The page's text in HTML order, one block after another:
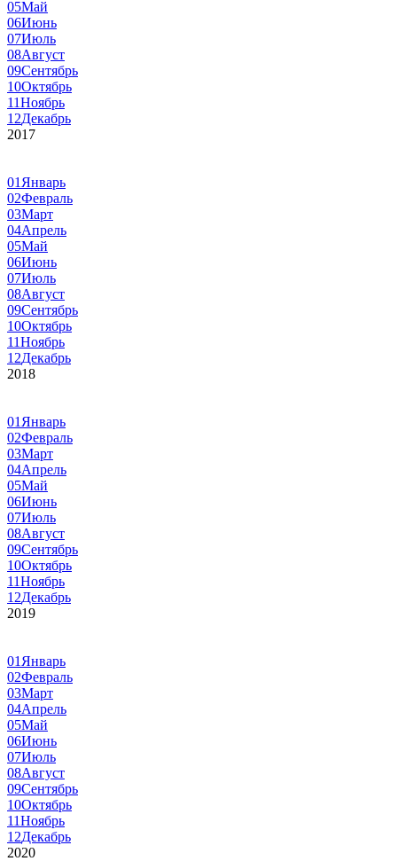
05Май
06Июнь
07Июль
08Август
09Сентябрь
10Октябрь
11Ноябрь
12Декабрь
2017
01 Январь
02Февраль
03Март
04Апрель
05Май
06Июнь
07Июль
08Август
09Сентябрь
10Октябрь
11Ноябрь
12Декабрь
2018
01 Январь
02Февраль
03Март
04Апрель
05Май
06Июнь
07Июль
08Август
09Сентябрь
10Октябрь
11Ноябрь
12Декабрь
2019
01 Январь
02Февраль
03Март
04Апрель
05Май
06Июнь
07Июль
08Август
09Сентябрь
10Октябрь
11Ноябрь
12Декабрь
2020